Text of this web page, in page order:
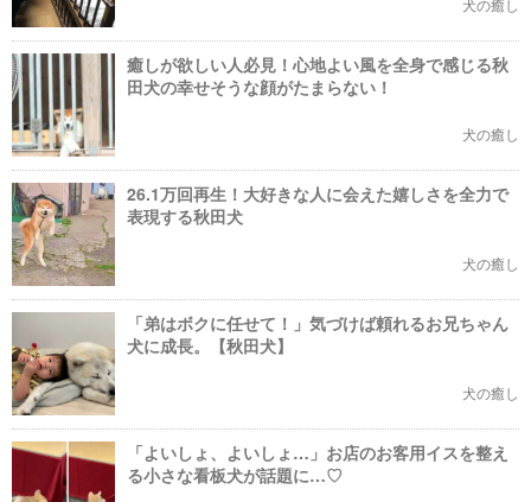
犬の癒し
癒しが欲しい人必見！心地よい風を全身で感じる秋
田犬の幸せそうな顔がたまらない！
犬の癒し
26.1万回再生！大好きな人に会えた嬉しさを全力で
表現する秋田犬
犬の癒し
「弟はボクに任せて！」気づけば頼れるお兄ちゃん
犬に成長。【秋田犬】
犬の癒し
「よいしょ、よいしょ…」お店のお客用イスを整え
る小さな看板犬が話題に…♡